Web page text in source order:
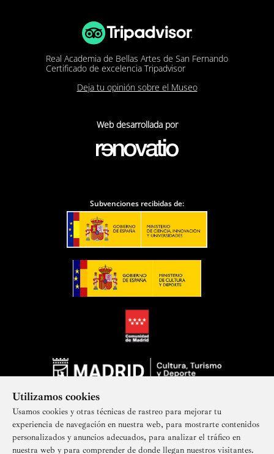
Utilizamos cookies
Usamos cookies y otras técnicas de rastreo para mejorar tu
experiencia de navegación en nuestra web, para mostrarte contenidos
personalizados y anuncios adecuados, para analizar el tráfico en
nuestra web y para comprender de donde llegan nuestros visitantes.
Real Academia de Bellas Artes de San Fernando
Certificado de excelencia Tripadvisor
Deja tu opinión sobre el Museo
Web desarrollada por
Subvenciones recibidas de: